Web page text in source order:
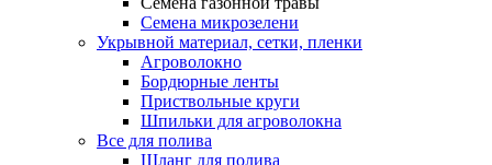
Семена микрозелени
Укрывной материал, сетки, пленки
Агроволокно
Бордюрные ленты
Приствольные круги
Шпильки для агроволокна
Все для полива
Шланг для полива